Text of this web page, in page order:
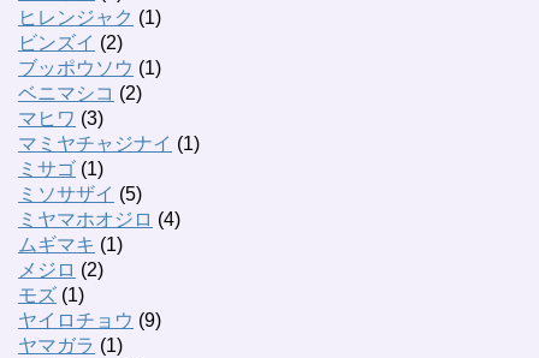
ヒレンジャク (1)
ビンズイ (2)
ブッポウソウ (1)
ベニマシコ (2)
マヒワ (3)
マミヤチャジナイ (1)
ミサゴ (1)
ミソサザイ (5)
ミヤマホオジロ (4)
ムギマキ (1)
メジロ (2)
モズ (1)
ヤイロチョウ (9)
ヤマガラ (1)